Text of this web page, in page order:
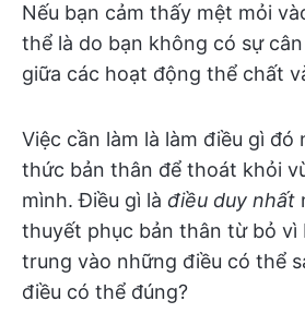
Nếu bạn cảm thấy mệt mỏi
thể là do bạn không có sự
giữa các hoạt động thể chất
Việc cần làm là làm điều gì đó
thức bản thân để thoát khỏi
mình. Điều gì là điều duy nhất
thuyết phục bản thân từ bỏ vì
trung vào những điều có thể
điều có thể đúng?